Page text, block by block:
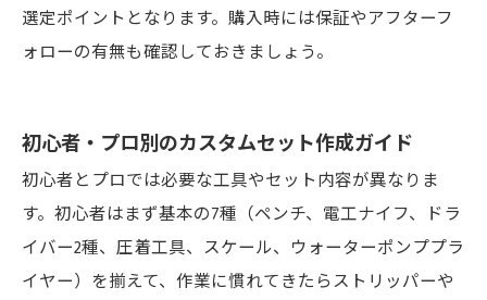
選定ポイントとなります。購入時には保証やアフターフ
ォローの有無も確認しておきましょう。
初心者・プロ別のカスタムセット作成ガイド
初心者とプロでは必要な工具やセット内容が異なりま
す。初心者はまず基本の7種（ペンチ、電工ナイフ、ドラ
イバー2種、圧着工具、スケール、ウォーターポンププラ
イヤー）を揃えて、作業に慣れてきたらストリッパーや